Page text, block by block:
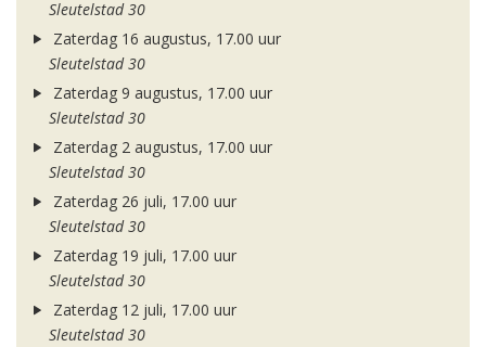
Sleutelstad 30
Zaterdag 16 augustus, 17.00 uur
Sleutelstad 30
Zaterdag 9 augustus, 17.00 uur
Sleutelstad 30
Zaterdag 2 augustus, 17.00 uur
Sleutelstad 30
Zaterdag 26 juli, 17.00 uur
Sleutelstad 30
Zaterdag 19 juli, 17.00 uur
Sleutelstad 30
Zaterdag 12 juli, 17.00 uur
Sleutelstad 30